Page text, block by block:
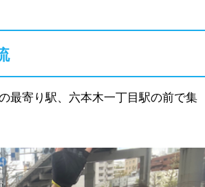
最寄り駅、六本木一丁目駅の前で集